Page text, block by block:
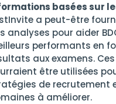
basées sur
a peut-être
analyses pour aider
performants en
aux examens.
être utilisées
de recrutement
à améliorer.